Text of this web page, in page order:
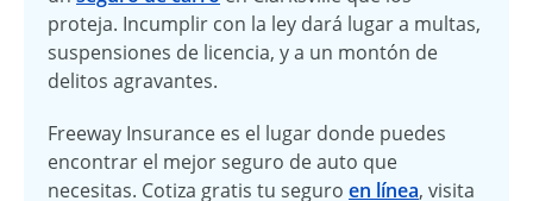
proteja. Incumplir con la ley dará lugar a multas,
suspensiones de licencia, y a un montón de
delitos agravantes.
Freeway Insurance es el lugar donde puedes
encontrar el mejor seguro de auto que
necesitas. Cotiza gratis tu seguro en línea, visita